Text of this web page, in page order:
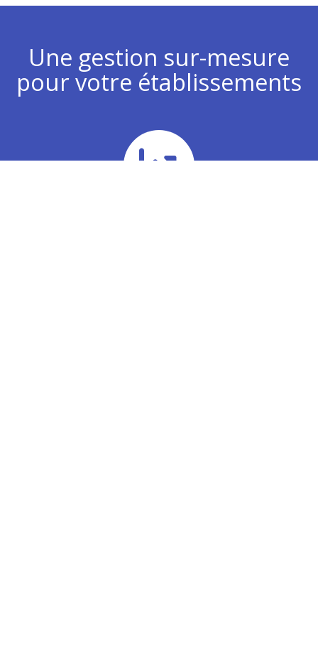
Une gestion sur-mesure
pour votre établissements